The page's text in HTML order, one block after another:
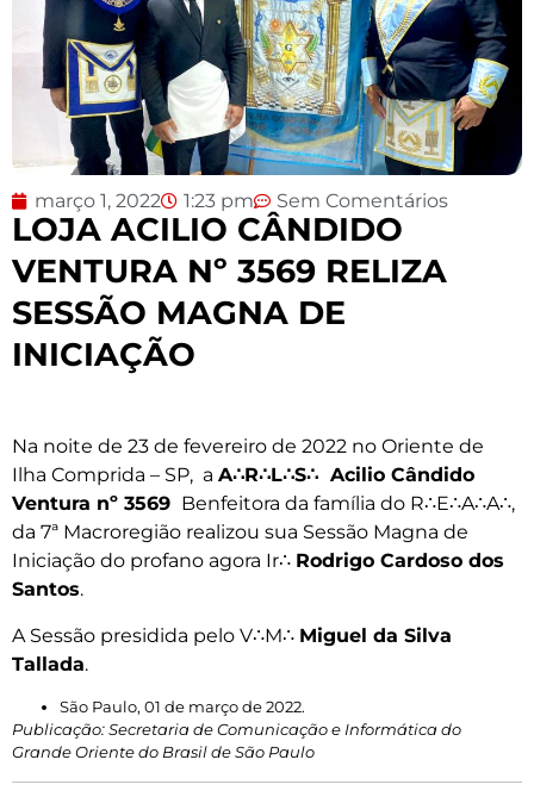
março 1, 2022 1:23 pm Sem Comentários
LOJA ACILIO CÂNDIDO
VENTURA Nº 3569 RELIZA
SESSÃO MAGNA DE
INICIAÇÃO
Na noite de 23 de fevereiro de 2022 no Oriente de
Ilha Comprida – SP, a A∴R∴L∴S∴ Acilio Cândido
Ventura nº 3569 Benfeitora da família do R∴E∴A∴A∴,
da 7ª Macroregião realizou sua Sessão Magna de
Iniciação do profano agora Ir∴ Rodrigo Cardoso dos
Santos.
A Sessão presidida pelo V∴M∴ Miguel da Silva
Tallada.
São Paulo, 01 de março de 2022.
Publicação: Secretaria de Comunicação e Informática do
Grande Oriente do Brasil de São Paulo